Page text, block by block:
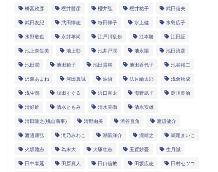
橋富政彦 櫻井勝彦 櫻井弘 櫻井祐子 武田信夫
武田友紀 武田惇志 毎田祥子 水上健 水島広子
水野敬也 永井孝尚 江戸川乱歩 江本勝 江田証
池上奈生美 池上彰 池井戸潤 池永陽 池田清彦
池田潤 池田範子 池田貴将 池田香代子 池谷裕二
沢渡あまね 河田真誠 油沼 法月綸太郎 浅倉秋成
浅生鴨 浅田すぐる 浜口直太 海野凪子 淀川長治
清好延 清水ともみ 清水克衛 清永安雄
清田隆之(桃山商事) 清野由美 渋谷直角 渡辺健介
渡邊康弘 滝乃みわこ 潮凪洋介 瀧靖之 瀬尾まいこ
火坂雅志 為末大 犬塚壮志 玉置妙憂 生月誠
田中泰延 田原真人 田口信教 田坂広志 田村セツコ